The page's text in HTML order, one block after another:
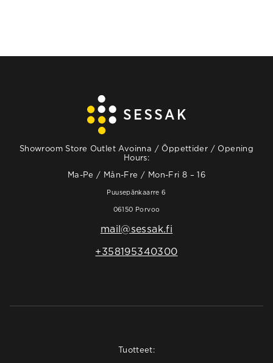
Showroom Store Outlet Avoinna / Öppettider / Opening
Hours:
Ma-Pe / Mån-Fre / Mon-Fri 8 – 16
Puusepänkaarre 6
06150 Porvoo
mail@sessak.fi
+358195340300
Tuotteet: